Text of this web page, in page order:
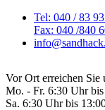
Tel: 040 / 83
Fax: 040 /840
Vor Ort erreichen Sie
Mo. - Fr. 6:30 Uhr
Sa. 6:30 Uhr bis